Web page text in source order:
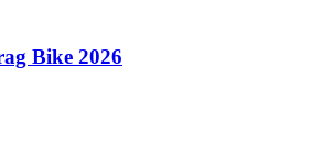
Bike 2026